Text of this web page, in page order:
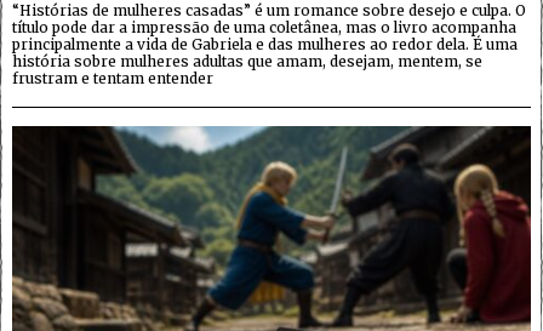
“Histórias de mulheres casadas” é um romance sobre desejo e culpa. O
título pode dar a impressão de uma coletânea, mas o livro acompanha
principalmente a vida de Gabriela e das mulheres ao redor dela. É uma
história sobre mulheres adultas que amam, desejam, mentem, se
frustram e tentam entender